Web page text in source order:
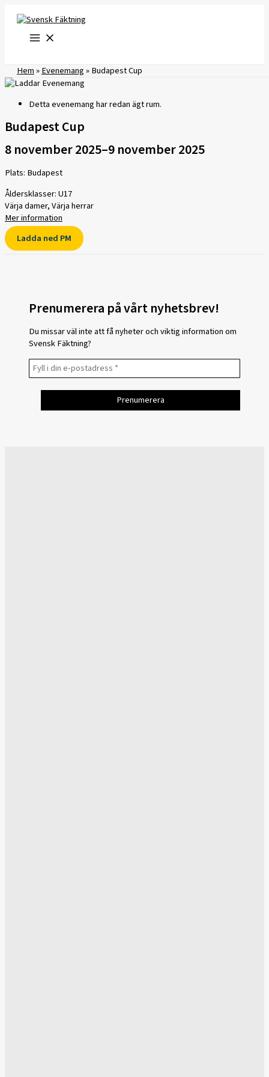
innehåll
Hem»Evenemang»Budapest Cup
Detta evenemang har redan ägt rum.
Budapest Cup
8 november 2025–9 november 2025
Plats: Budapest
Åldersklasser: U17
Värja damer, Värja herrar
Mer information
Ladda ned PM
Prenumerera på vårt nyhetsbrev!
Du missar väl inte att få nyheter och viktig information om
Svensk Fäktning?